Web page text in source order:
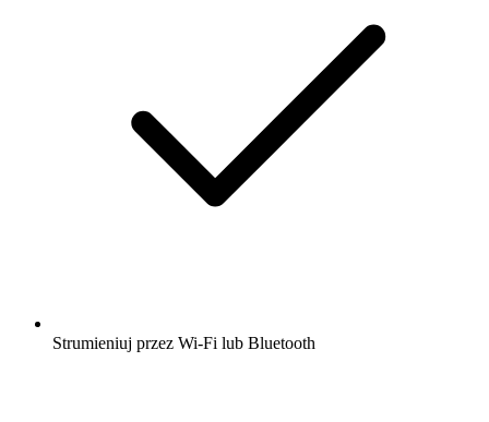
Strumieniuj przez Wi-Fi lub Bluetooth